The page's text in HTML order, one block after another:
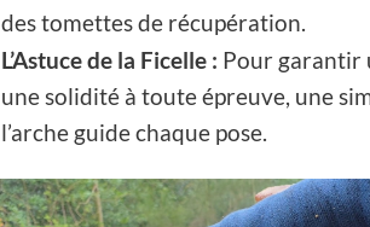
des tomettes de récupération.
L’Astuce de la Ficelle : Pour garantir
une solidité à toute épreuve, une
l’arche guide chaque pose.